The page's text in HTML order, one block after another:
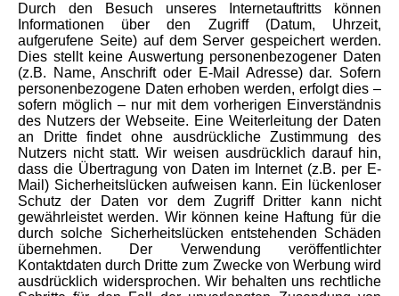
Durch den Besuch unseres Internetauftritts können
Informationen über den Zugriff (Datum, Uhrzeit,
aufgerufene Seite) auf dem Server gespeichert werden.
Dies stellt keine Auswertung personenbezogener Daten
(z.B. Name, Anschrift oder E-Mail Adresse) dar. Sofern
personenbezogene Daten erhoben werden, erfolgt dies –
sofern möglich – nur mit dem vorherigen Einverständnis
des Nutzers der Webseite. Eine Weiterleitung der Daten
an Dritte findet ohne ausdrückliche Zustimmung des
Nutzers nicht statt. Wir weisen ausdrücklich darauf hin,
dass die Übertragung von Daten im Internet (z.B. per E-
Mail) Sicherheitslücken aufweisen kann. Ein lückenloser
Schutz der Daten vor dem Zugriff Dritter kann nicht
gewährleistet werden. Wir können keine Haftung für die
durch solche Sicherheitslücken entstehenden Schäden
übernehmen. Der Verwendung veröffentlichter
Kontaktdaten durch Dritte zum Zwecke von Werbung wird
ausdrücklich widersprochen. Wir behalten uns rechtliche